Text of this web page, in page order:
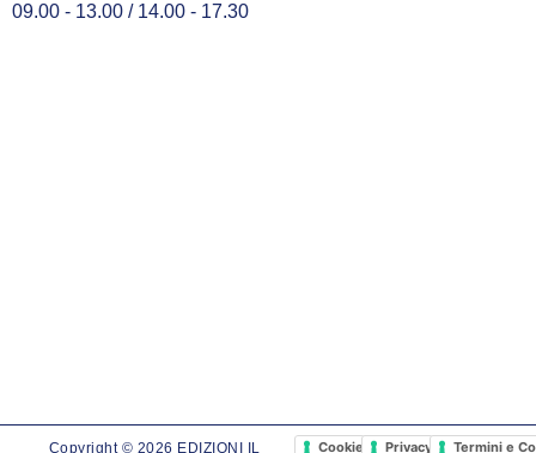
09.00 - 13.00 / 14.00 - 17.30
Copyright © 2026 EDIZIONI IL Cookie PolicyPrivacy PolicyTermini e